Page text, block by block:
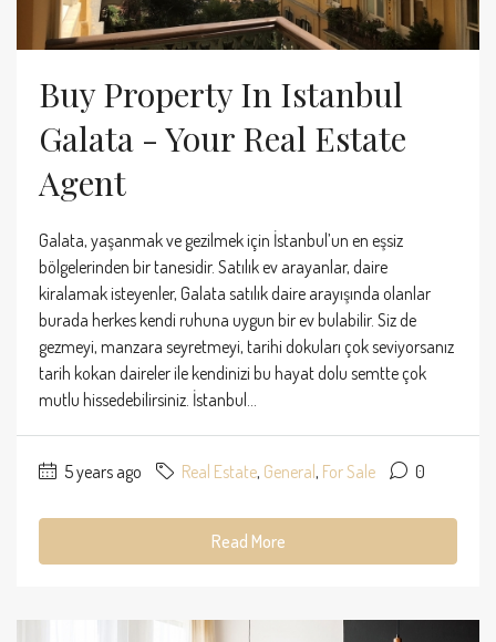
Buy Property In Istanbul
Galata - Your Real Estate
Agent
Galata, yaşanmak ve gezilmek için İstanbul’un en eşsiz
bölgelerinden bir tanesidir. Satılık ev arayanlar, daire
kiralamak isteyenler, Galata satılık daire arayışında olanlar
burada herkes kendi ruhuna uygun bir ev bulabilir. Siz de
gezmeyi, manzara seyretmeyi, tarihi dokuları çok seviyorsanız
tarih kokan daireler ile kendinizi bu hayat dolu semtte çok
mutlu hissedebilirsiniz. İstanbul...
5 years ago Real Estate, General , For Sale 0
Read More